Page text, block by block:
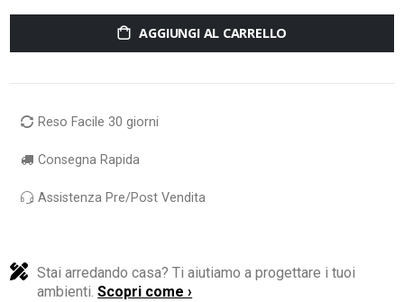
AGGIUNGI AL CARRELLO
Reso Facile 30 giorni
Consegna Rapida
Assistenza Pre/Post Vendita
Stai arredando casa? Ti aiutiamo a progettare i tuoi
ambienti.Scopri come ›